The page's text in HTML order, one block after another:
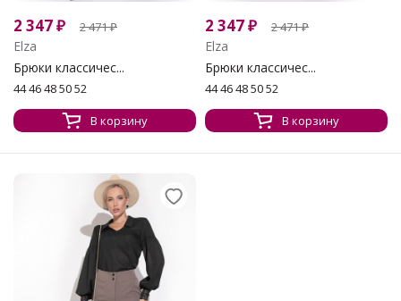
2 347₽ 2 471₽
Elza
Брюки классичес...
44 46 48 50 52
В корзину
2 347₽ 2 471₽
Elza
Брюки классичес...
44 46 48 50 52
В корзину